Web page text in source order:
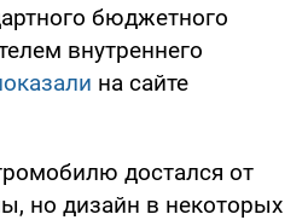
бюджетного
внутреннего
на сайте
достался от
но дизайн в некоторых